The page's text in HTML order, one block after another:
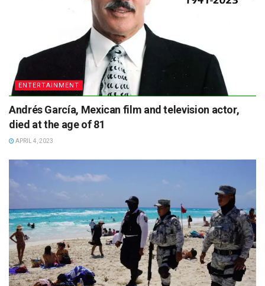
ENTERTAINMENT
Andrés García, Mexican film and television actor,
died at the age of 81
APRIL 4, 2023